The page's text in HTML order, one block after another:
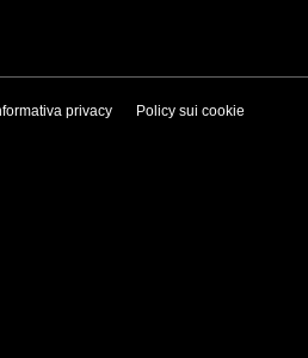
privacy Policy sui cookie